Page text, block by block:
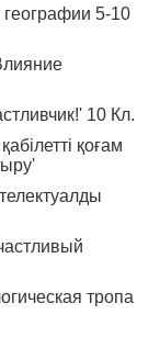
5-10
10 Кл.
қоғам
тропа